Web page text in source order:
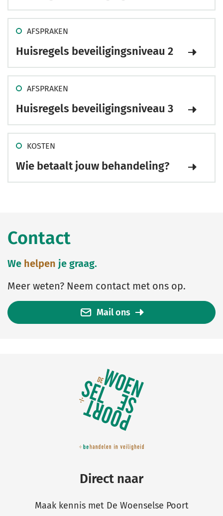
AFSPRAKEN
Huisregels beveiligingsniveau 2
AFSPRAKEN
Huisregels beveiligingsniveau 3
KOSTEN
Wie betaalt jouw behandeling?
Contact
We helpen je graag.
Meer weten? Neem contact met ons op.
Mail ons
Belangrijke
Direct naar
Maak kennis met De Woenselse Poort